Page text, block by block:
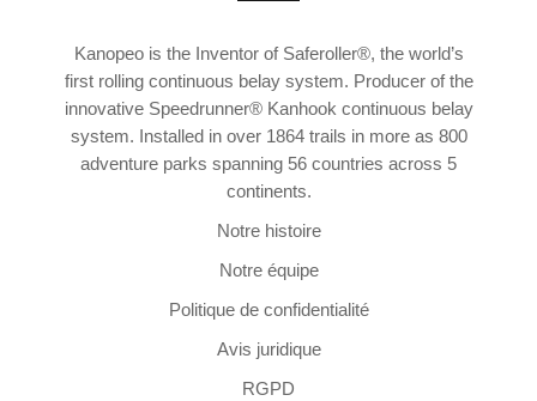
Kanopeo is the Inventor of Saferoller®, the world’s
first rolling continuous belay system. Producer of the
innovative Speedrunner® Kanhook continuous belay
system. Installed in over 1864 trails in more as 800
adventure parks spanning 56 countries across 5
continents.
Notre histoire
Notre équipe
Politique de confidentialité
Avis juridique
RGPD